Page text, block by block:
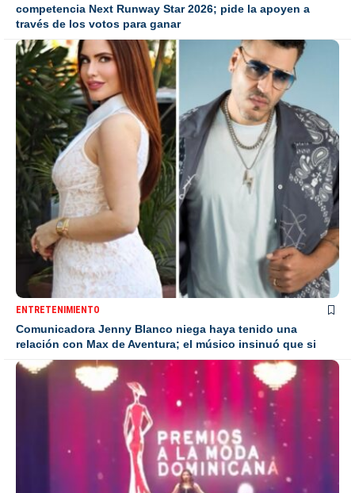
competencia Next Runway Star 2026; pide la apoyen a
través de los votos para ganar
ENTRETENIMIENTO
Comunicadora Jenny Blanco niega haya tenido una
relación con Max de Aventura; el músico insinuó que si